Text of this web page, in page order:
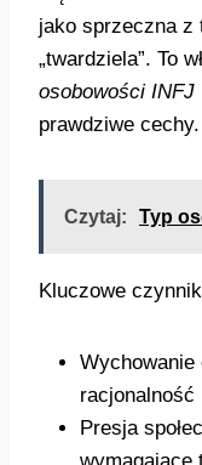
jako sprzeczna z
„twardziela”. To
osobowości INFJ
prawdziwe cechy.
Czytaj: Typ
Kluczowe
Wychowanie
racjonalność
Presja